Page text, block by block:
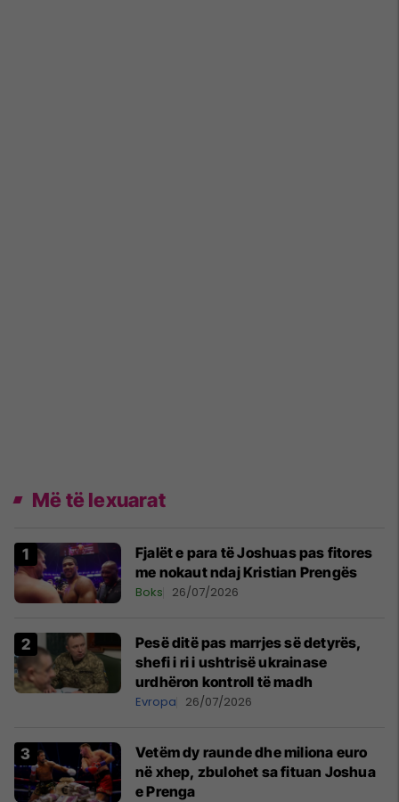
Më të lexuarat
Fjalët e para të Joshuas pas fitores
me nokaut ndaj Kristian Prengës
Boks 26/07/2026
Pesë ditë pas marrjes së detyrës,
shefi i ri i ushtrisë ukrainase
urdhëron kontroll të madh
Evropa 26/07/2026
Vetëm dy raunde dhe miliona euro
në xhep, zbulohet sa fituan Joshua
e Prenga